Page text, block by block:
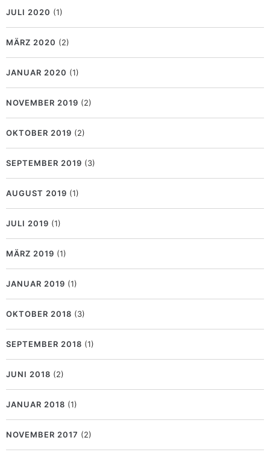
JULI 2020 (1)
MÄRZ 2020 (2)
JANUAR 2020 (1)
NOVEMBER 2019 (2)
OKTOBER 2019 (2)
SEPTEMBER 2019 (3)
AUGUST 2019 (1)
JULI 2019 (1)
MÄRZ 2019 (1)
JANUAR 2019 (1)
OKTOBER 2018 (3)
SEPTEMBER 2018 (1)
JUNI 2018 (2)
JANUAR 2018 (1)
NOVEMBER 2017 (2)